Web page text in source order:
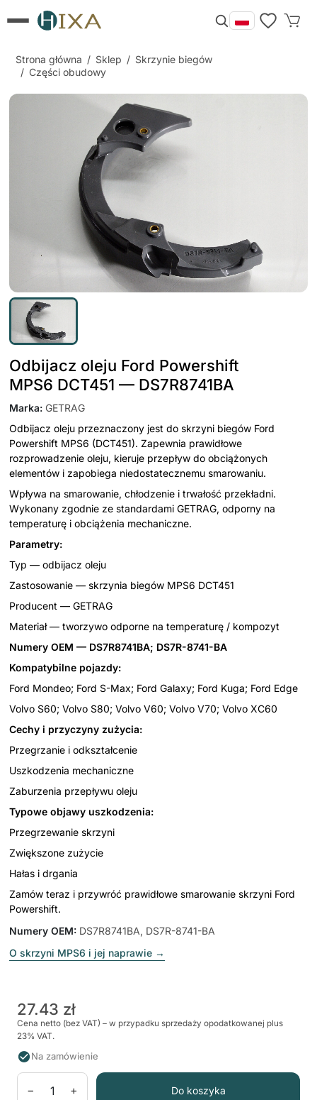
Strona główna / Sklep / Skrzynie biegów
/ Części obudowy
Odbijacz oleju Ford Powershift
MPS6 DCT451 — DS7R8741BA
Marka: GETRAG
Odbijacz oleju przeznaczony jest do skrzyni biegów Ford
Powershift MPS6 (DCT451). Zapewnia prawidłowe
rozprowadzenie oleju, kieruje przepływ do obciążonych
elementów i zapobiega niedostatecznemu smarowaniu.
Wpływa na smarowanie, chłodzenie i trwałość przekładni.
Wykonany zgodnie ze standardami GETRAG, odporny na
temperaturę i obciążenia mechaniczne.
Parametry:
Typ — odbijacz oleju
Zastosowanie — skrzynia biegów MPS6 DCT451
Producent — GETRAG
Materiał — tworzywo odporne na temperaturę / kompozyt
Numery OEM — DS7R8741BA; DS7R-8741-BA
Kompatybilne pojazdy:
Ford Mondeo; Ford S-Max; Ford Galaxy; Ford Kuga; Ford Edge
Volvo S60; Volvo S80; Volvo V60; Volvo V70; Volvo XC60
Cechy i przyczyny zużycia:
Przegrzanie i odkształcenie
Uszkodzenia mechaniczne
Zaburzenia przepływu oleju
Typowe objawy uszkodzenia:
Przegrzewanie skrzyni
Zwiększone zużycie
Hałas i drgania
Zamów teraz i przywróć prawidłowe smarowanie skrzyni Ford
Powershift.
Numery OEM: DS7R8741BA, DS7R-8741-BA
O skrzyni MPS6 i jej naprawie →
27.43 zł
Cena netto (bez VAT) – w przypadku sprzedaży opodatkowanej plus
23% VAT.
Na zamówienie
− + Do koszyka